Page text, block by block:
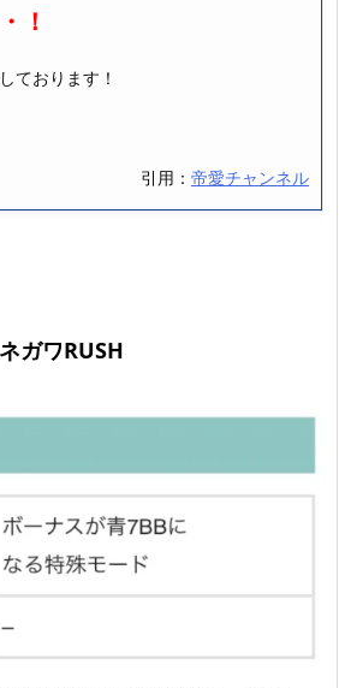
！
ております！
引用： 帝愛チャンネル
ガワRUSH